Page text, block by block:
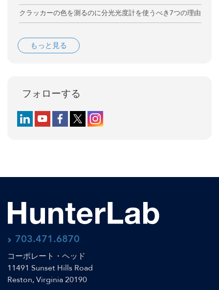
クラッカーの色を測るのに分光光度計を使うべき7つの理由
もっと見る
フォローする
Follow us on LinkedIn
Follow us on YouTube
Follow us on Facebook
Follow us on X (formerly Twitter)
Follow us on Instagram
703.471.6870
コーポレート・ヘッド
11491 Sunset Hills Road
Reston, Virginia 20190